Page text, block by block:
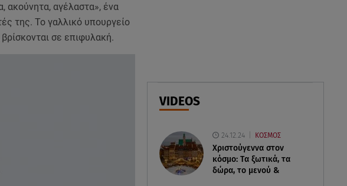
κληρονομιάς σε τραπεζικές
καταθέσεις
06.08.26 , 19:17
Κυψέλη: «Βιώνουμε βαθιά
οδύνη» - Τι λέει η οικογένεια της
VIDEOS
24.12.24 ΚΟΣΜΟΣ
Χριστούγεννα στον
κόσμο: Tα ξωτικά, τα
δώρα, το μενού &
ακούνητα, αγέλαστα», ένα
της. Το γαλλικό υπουργείο
σε επιφυλακή.